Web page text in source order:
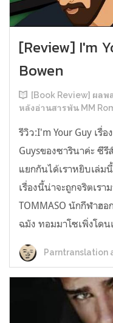
[Review] I'm
Bowen
[Book Review] ผล
หลังอ่านสารพัน MM
รีวิว:I'm Your Guy เรื่
Guysของซารินาค่ะ ซี
แยกกันได้เราหยิบเล่ม
เรื่องนี้น่าจะถูกจริตเรา
TOMMASO นักกีฬาฮ
ฉมัง ทอมมาโซเพิ่งโดน
Parntranslation